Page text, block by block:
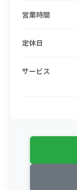
営業時間
定休日
サービス